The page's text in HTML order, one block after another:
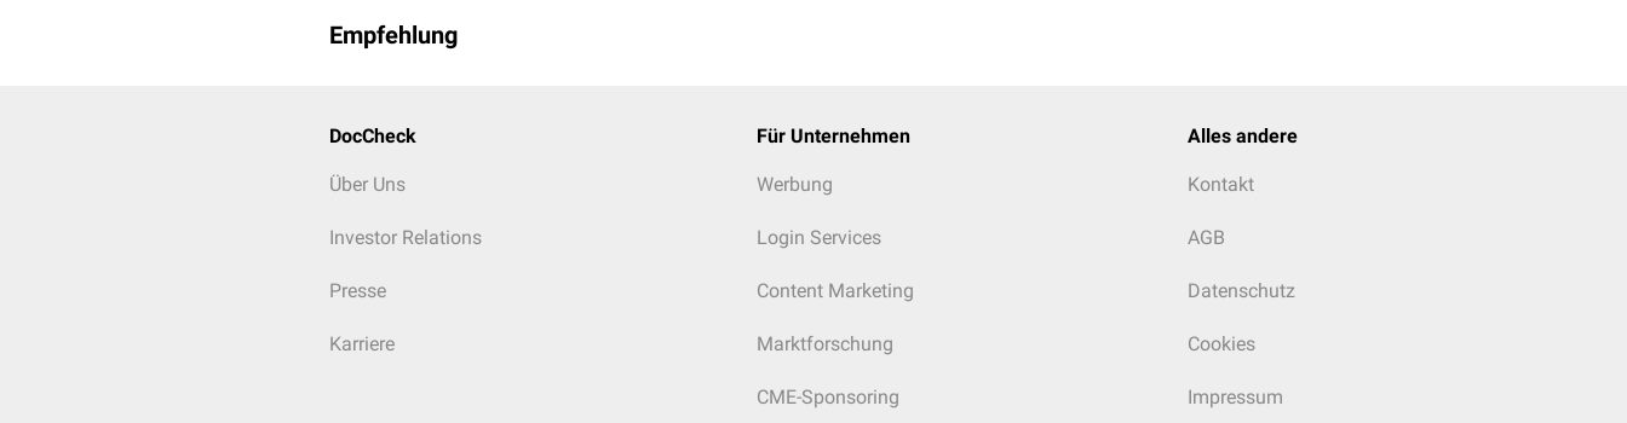
Empfehlung
DocCheck
Über Uns
Investor Relations
Presse
Karriere
Für Unternehmen
Werbung
Login Services
Content Marketing
Marktforschung
CME-Sponsoring
Alles andere
Kontakt
AGB
Datenschutz
Cookies
Impressum